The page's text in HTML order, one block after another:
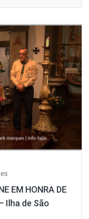
EM HONRA DE
Ilha de São